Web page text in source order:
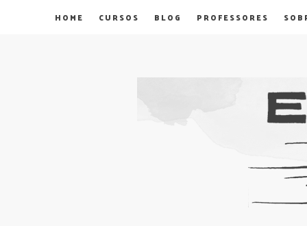
HOME CURSOS BLOG PROFESSORES